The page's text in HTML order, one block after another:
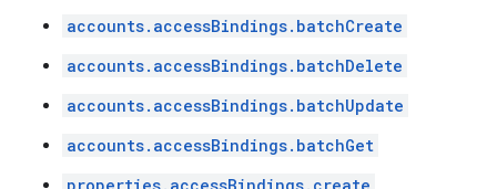
accounts.accessBindings.batchCreate
accounts.accessBindings.batchDelete
accounts.accessBindings.batchUpdate
accounts.accessBindings.batchGet